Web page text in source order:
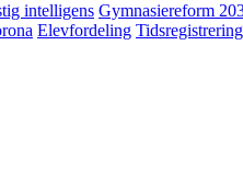
intelligens Gymnasiereform
Elevfordeling Tidsregistrering